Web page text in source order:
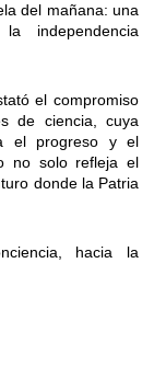
del mañana: una
independencia
el compromiso
de ciencia, cuya
el progreso y el
no solo refleja el
donde la Patria
hacia la